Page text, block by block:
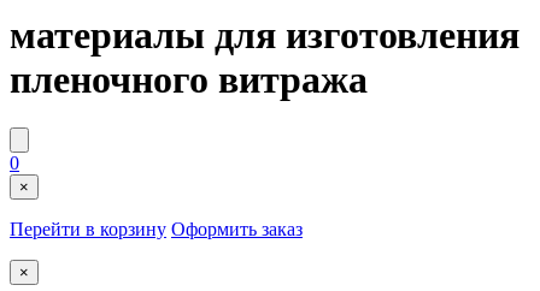
материалы для изготовления
пленочного витража
0
×
Перейти в корзину Оформить заказ
×